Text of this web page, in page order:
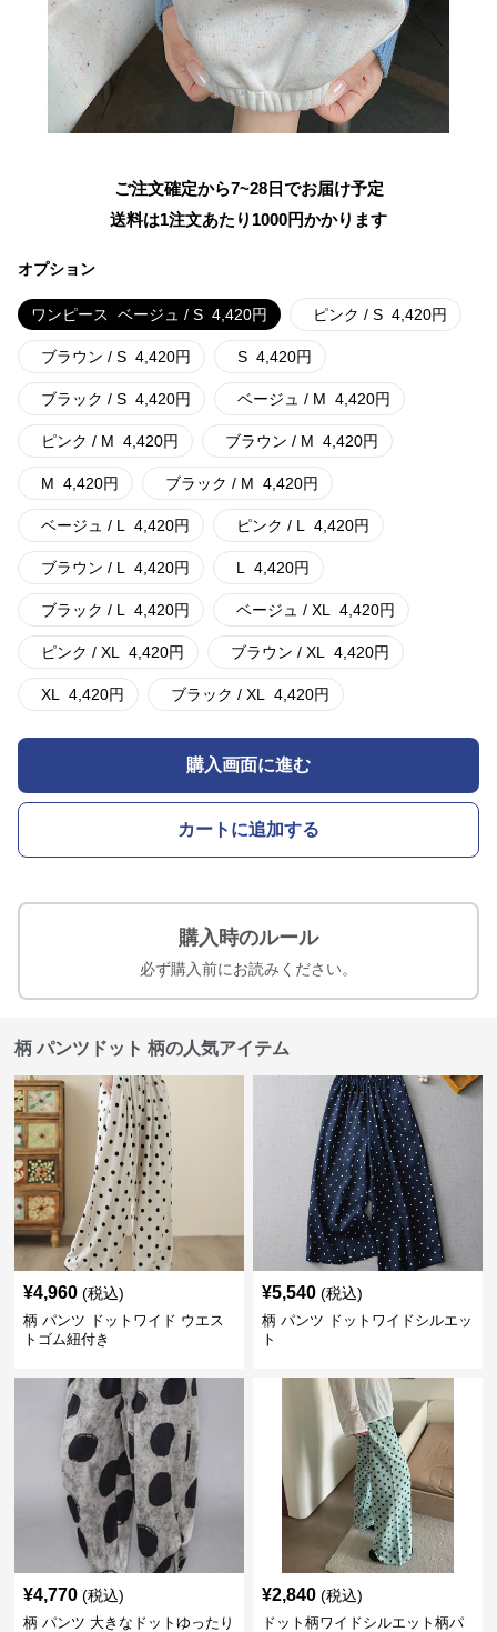
ご注文確定から7~28日でお届け予定
送料は1注文あたり 1000円かかります
オプション
ワンピース ベージュ / S 4,420円 ピンク / S 4,420円
ブラウン / S 4,420円 S 4,420円
ブラック / S 4,420円 ベージュ / M 4,420円
ピンク / M 4,420円 ブラウン / M 4,420円
M 4,420円 ブラック / M 4,420円
ベージュ / L 4,420円 ピンク / L 4,420円
ブラウン / L 4,420円 L 4,420円
ブラック / L 4,420円 ベージュ / XL 4,420円
ピンク / XL 4,420円 ブラウン / XL 4,420円
XL 4,420円 ブラック / XL 4,420円
購入画面に進む
カートに追加する
購入時のルール
必ず購入前にお読みください。
柄 パンツドット 柄の人気アイテム
¥4,960 (税込)
柄 パンツ ドットワイド ウエス
トゴム紐付き
¥5,540 (税込)
柄 パンツ ドットワイドシルエッ
ト
¥4,770 (税込)
柄 パンツ 大きなドットゆったり
¥2,840 (税込)
ドット柄ワイドシルエット柄パ